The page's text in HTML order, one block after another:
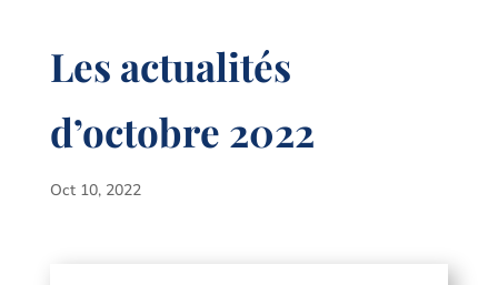
Les actualités
d’octobre 2022
Oct 10, 2022